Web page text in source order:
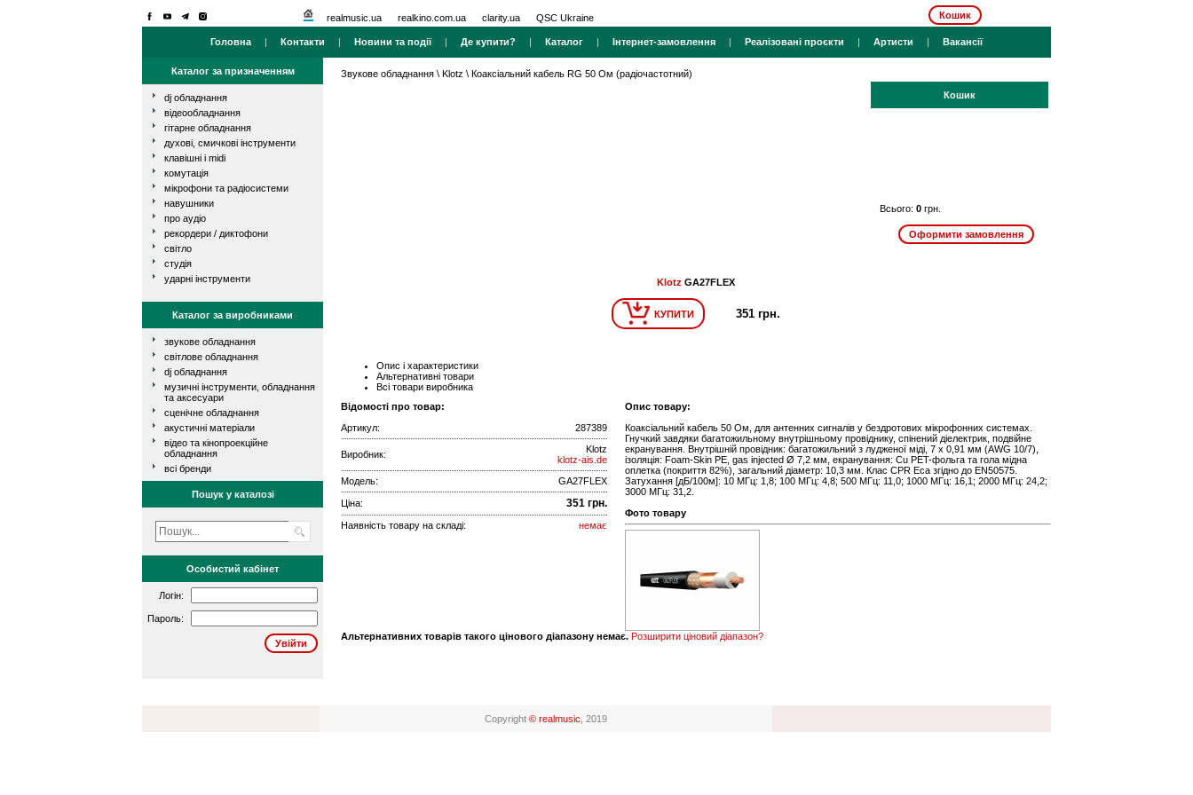
realmusic.ua realkino.com.ua clarity.ua QSC Ukraine Кошик
Головна | Контакти | Новини та події| Де купити? | Каталог | Інтернет-замовлення | Реалізовані проєкти | Артисти | Вакансії
Каталог за призначенням
dj обладнання
відеообладнання
гітарне обладнання
духові, смичкові інструменти
клавішні і midi
комутація
мікрофони та радіосистеми
навушники
про аудіо
рекордери / диктофони
світло
студія
ударні інструменти
Каталог за виробниками
звукове обладнання
світлове обладнання
dj обладнання
музичні інструменти, обладнання
та аксесуари
сценічне обладнання
акустичні матеріали
відео та кінопроекційне
обладнання
всі бренди
Пошук у каталозі
Особистий кабінет
Логін:
Пароль:
Звукове обладнання \ Klotz \ Коаксіальний кабель RG 50 Ом (радіочастотний)
Кошик
Всього: 0 грн.
Klotz GA27FLEX
КУПИТИ 351 грн.
Опис і характеристики
Альтернативні товари
Всі товари виробника
Відомості про товар:
Артикул:
287389
Виробник:
Klotz
klotz-ais.de
Модель:
GA27FLEX
Ціна: 351 грн.
Наявність товару на складі: немає
Опис товару:
Коаксіальний кабель 50 Ом, для антенних сигналів у бездротових мікрофонних системах.
Гнучкий завдяки багатожильному внутрішньому провіднику, спінений діелектрик, подвійне
екранування. Внутрішній провідник: багатожильний з лудженої міді, 7 х 0,91 мм (AWG 10/7),
ізоляція: Foam-Skin PE, gas injected Ø 7,2 мм, екранування: Cu PET-фольга та гола мідна
оплетка (покриття 82%), загальний діаметр: 10,3 мм. Клас CPR Eca згідно до EN50575.
Затухання [дБ/100м]: 10 МГц: 1,8; 100 МГц: 4,8; 500 МГц: 11,0; 1000 МГц: 16,1; 2000 МГц: 24,2;
3000 МГц: 31,2.
Фото товару
Альтернативних товарів такого цінового діапазону немає. Розширити ціновий діапазон?
Copyright © realmusic , 2019